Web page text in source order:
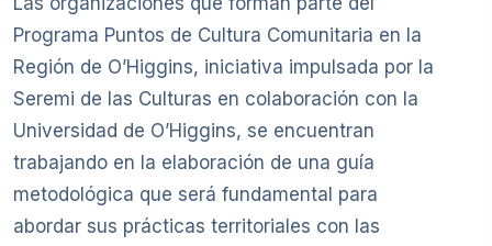
Programa Puntos de Cultura Comunitaria en la
Región de O’Higgins, iniciativa impulsada por la
Seremi de las Culturas en colaboración con la
Universidad de O’Higgins, se encuentran
trabajando en la elaboración de una guía
metodológica que será fundamental para
abordar sus prácticas territoriales con las